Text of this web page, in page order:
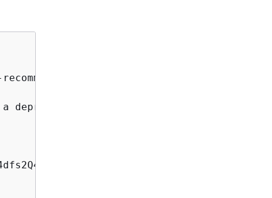
9534ec9b-bf3a-44e8-8213-
deprecated runtime",